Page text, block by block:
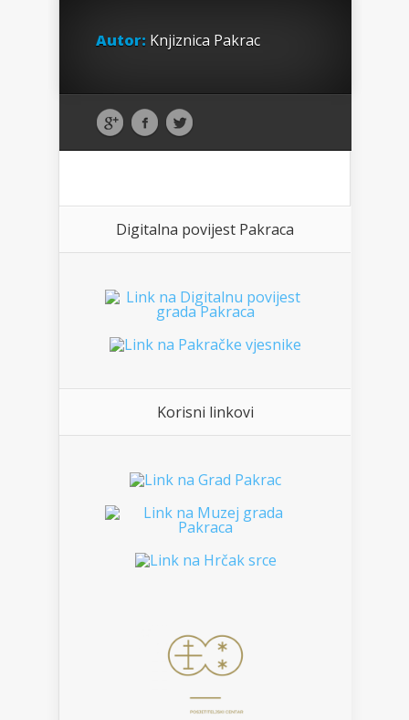
Autor: Knjiznica Pakrac
Digitalna povijest Pakraca
Korisni linkovi